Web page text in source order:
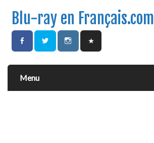
Blu-ray en Français.com
Menu